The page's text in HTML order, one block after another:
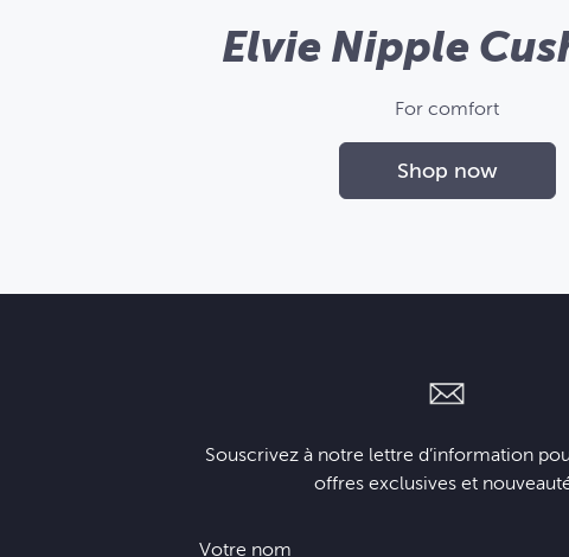
Elvie Nipple
For comfort
Shop now
Souscrivez à notre lettre d’information
offres exclusives et